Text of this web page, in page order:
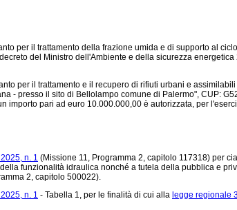
per il trattamento della frazione umida e di supporto al
del Ministro dell'Ambiente e della sicurezza
per il trattamento e il recupero di rifiuti urbani e
- presso il sito di Bellolampo comune di Palermo", CUP:
pari ad euro 10.000.000,00 è autorizzata, per
n. 1 (Missione 11, Programma 2, capitolo 117318) per
funzionalità idraulica nonché a tutela della pubblica e
2, capitolo 500022).
n. 1 - Tabella 1, per le finalità di cui alla legge regionale